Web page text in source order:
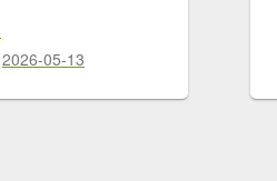
2026-05-13